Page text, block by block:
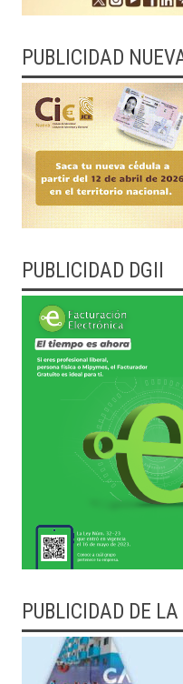
PUBLICIDAD
PUBLICIDAD DGII
PUBLICIDAD DE